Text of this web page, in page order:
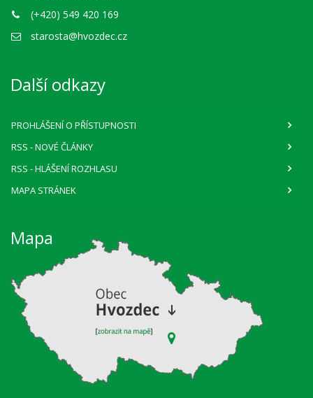
(+420) 549 420 169
starosta@hvozdec.cz
Další odkazy
PROHLÁŠENÍ O PŘÍSTUPNOSTI
RSS - NOVÉ ČLÁNKY
RSS - HLÁŠENÍ ROZHLASU
MAPA STRÁNEK
Mapa